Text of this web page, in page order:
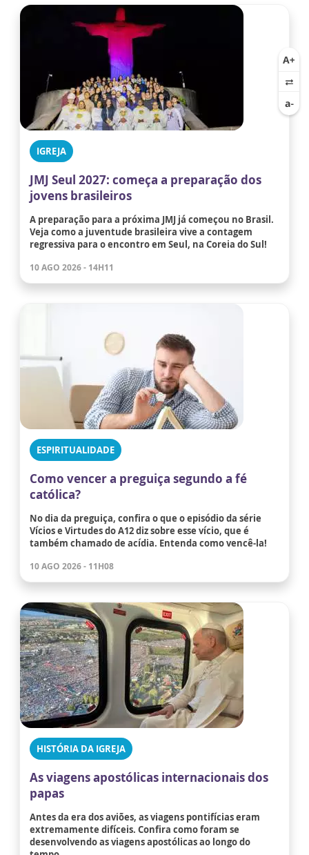
IGREJA
JMJ Seul 2027: começa a preparação dos
jovens brasileiros
A preparação para a próxima JMJ já começou no Brasil.
Veja como a juventude brasileira vive a contagem
regressiva para o encontro em Seul, na Coreia do Sul!
10 AGO 2026 - 14H11
ESPIRITUALIDADE
Como vencer a preguiça segundo a fé
católica?
No dia da preguiça, confira o que o episódio da série
Vícios e Virtudes do A12 diz sobre esse vício, que é
também chamado de acídia. Entenda como vencê-la!
10 AGO 2026 - 11H08
HISTÓRIA DA IGREJA
As viagens apostólicas internacionais dos
papas
Antes da era dos aviões, as viagens pontifícias eram
extremamente difíceis. Confira como foram se
desenvolvendo as viagens apostólicas ao longo do